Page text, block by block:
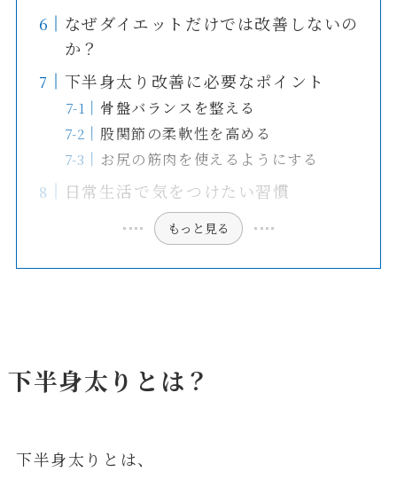
なぜダイエットだけでは改善しないの
か？
下半身太り改善に必要なポイント
骨盤バランスを整える
股関節の柔軟性を高める
お尻の筋肉を使えるようにする
日常生活で気をつけたい習慣
もっと見る
下半身太りとは？
下半身太りとは、